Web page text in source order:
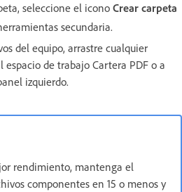
seleccione el icono Crear carpeta
secundaria.
del equipo, arrastre cualquier
espacio de trabajo Cartera PDF o a
izquierdo.
rendimiento, mantenga el
componentes en 15 o menos y